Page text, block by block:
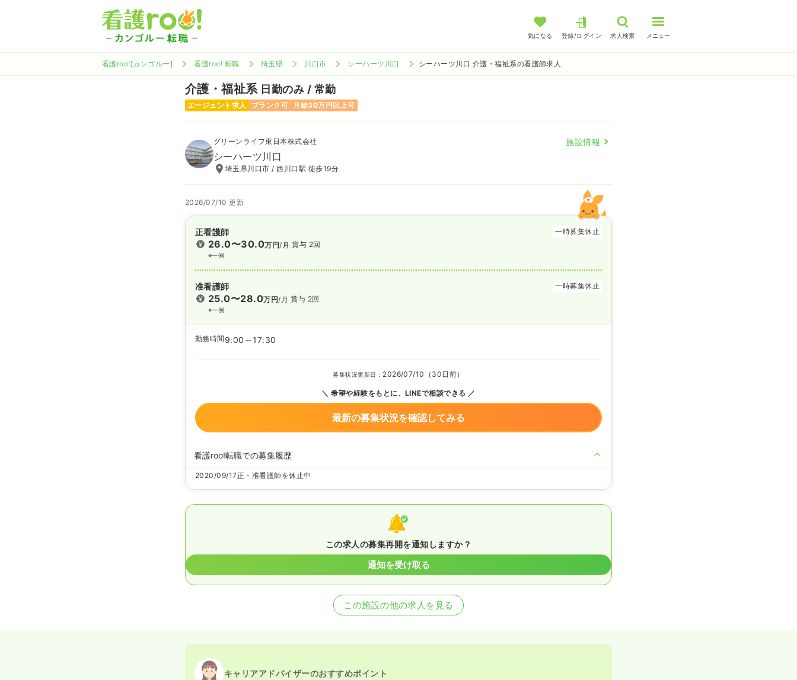
気になる 登録/ログイン 求人検索 メニュー
看護roo![カンゴルー] 看護roo! 転職 埼玉県 川口市 シーハーツ川口 シーハーツ川口 介護・福祉系の看護師求人
介護・福祉系 日勤のみ / 常勤
エージェント求人 ブランク可 月給30万円以上可
グリーンライフ東日本株式会社 施設情報
シーハーツ川口
埼玉県川口市 / 西川口駅 徒歩19分
2026/07/10 更新
正看護師 一時募集休止
26.0〜30.0万円/月
※一例
賞与 2回
准看護師 一時募集休止
25.0〜28.0万円/月
※一例
賞与 2回
勤務時間 9:00～17:30
募集状況更新日： 2026/07/10（30日前）
希望や経験をもとに、LINEで相談できる
最新の募集状況を確認してみる
看護roo!転職での募集履歴
2020/09/17正・准看護師を休止中
この求人の募集再開を通知しますか？
通知を受け取る
この施設の他の求人を見る
キャリアアドバイザーのおすすめポイント